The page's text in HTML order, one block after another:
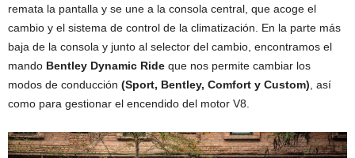
remata la pantalla y se une a la consola central, que acoge el
cambio y el sistema de control de la climatización. En la parte más
baja de la consola y junto al selector del cambio, encontramos el
mando Bentley Dynamic Ride que nos permite cambiar los
modos de conducción (Sport, Bentley, Comfort y Custom), así
como para gestionar el encendido del motor V8.